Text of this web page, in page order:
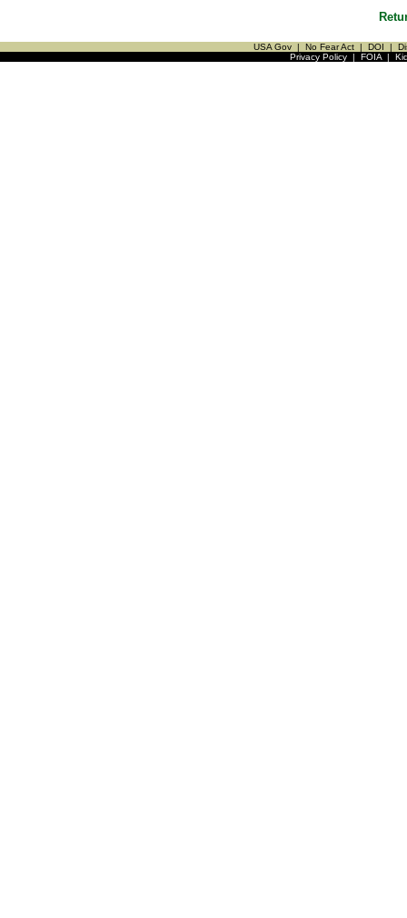
USA Gov | No Fear Act | DOI |
Privacy Policy| FOIA|